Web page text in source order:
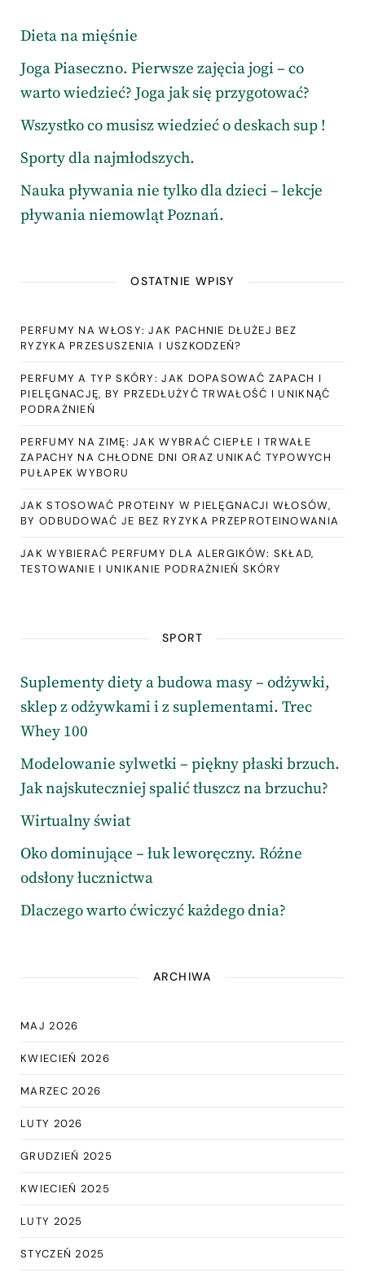
Dieta na mięśnie
Joga Piaseczno. Pierwsze zajęcia jogi – co
warto wiedzieć? Joga jak się przygotować?
Wszystko co musisz wiedzieć o deskach sup !
Sporty dla najmłodszych.
Nauka pływania nie tylko dla dzieci – lekcje
pływania niemowląt Poznań.
OSTATNIE WPISY
PERFUMY NA WŁOSY: JAK PACHNIE DŁUŻEJ BEZ
RYZYKA PRZESUSZENIA I USZKODZEŃ?
PERFUMY A TYP SKÓRY: JAK DOPASOWAĆ ZAPACH I
PIELĘGNACJĘ, BY PRZEDŁUŻYĆ TRWAŁOŚĆ I UNIKNĄĆ
PODRAŻNIEŃ
PERFUMY NA ZIMĘ: JAK WYBRAĆ CIEPŁE I TRWAŁE
ZAPACHY NA CHŁODNE DNI ORAZ UNIKAĆ TYPOWYCH
PUŁAPEK WYBORU
JAK STOSOWAĆ PROTEINY W PIELĘGNACJI WŁOSÓW,
BY ODBUDOWAĆ JE BEZ RYZYKA PRZEPROTEINOWANIA
JAK WYBIERAĆ PERFUMY DLA ALERGIKÓW: SKŁAD,
TESTOWANIE I UNIKANIE PODRAŻNIEŃ SKÓRY
SPORT
Suplementy diety a budowa masy – odżywki,
sklep z odżywkami i z suplementami. Trec
Whey 100
Modelowanie sylwetki – piękny płaski brzuch.
Jak najskuteczniej spalić tłuszcz na brzuchu?
Wirtualny świat
Oko dominujące – łuk leworęczny. Różne
odsłony łucznictwa
Dlaczego warto ćwiczyć każdego dnia?
ARCHIWA
MAJ 2026
KWIECIEŃ 2026
MARZEC 2026
LUTY 2026
GRUDZIEŃ 2025
KWIECIEŃ 2025
LUTY 2025
STYCZEŃ 2025